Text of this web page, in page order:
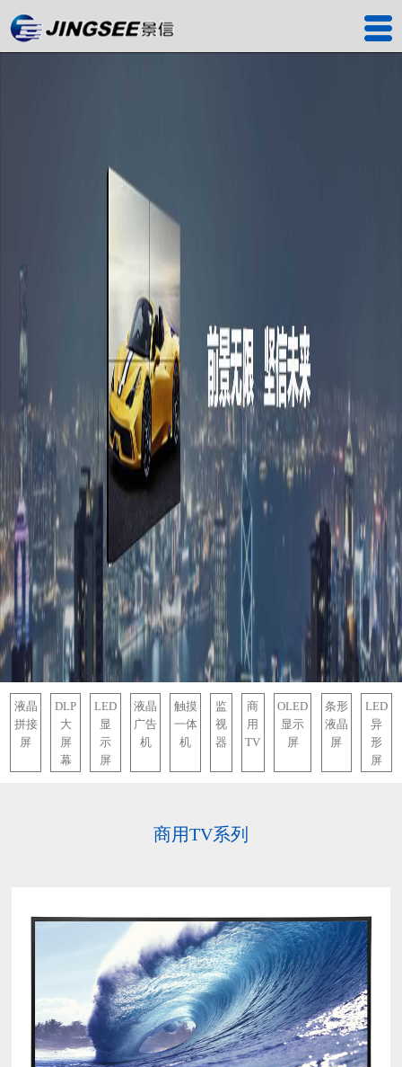
深圳工厂
景信商城
液晶
拼接
屏
DLP
大
屏
幕
LED
显
示
屏
液晶
广告
机
触摸
一体
机
监
视
器
商
用
TV
OLED
显示
屏
条形
液晶
屏
LED
异
形
屏
商用TV系列